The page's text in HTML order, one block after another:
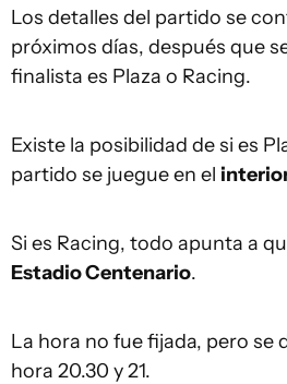
Los detalles del partido se
próximos días, después que
finalista es Plaza o Racing.
Existe la posibilidad de si es
partido se juegue en el
Si es Racing, todo apunta a
Estadio Centenario.
La hora no fue fijada, pero se
hora 20.30 y 21.